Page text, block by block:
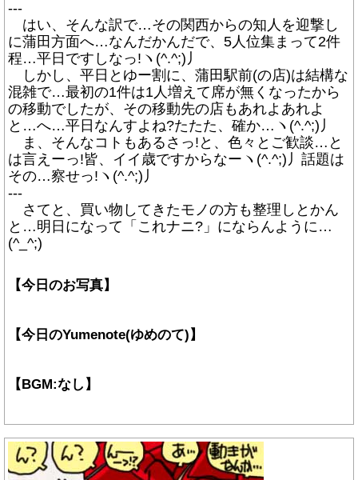
---
はい、そんな訳で…その関西からの知人を迎撃し
に蒲田方面へ…なんだかんだで、5人位集まって2件
程…平日ですしなっ!ヽ(^.^;)丿
しかし、平日とゆー割に、蒲田駅前(の店)は結構な
混雑で…最初の1件は1人増えて席が無くなったから
の移動でしたが、その移動先の店もあれよあれよ
と…へ…平日なんすよね?たたた、確か…ヽ(^.^;)丿
ま、そんなコトもあるさっ!と、色々とご歓談…と
は言えーっ!皆、イイ歳ですからなーヽ(^.^;)丿話題は
その…察せっ!ヽ(^.^;)丿
---
さてと、買い物してきたモノの方も整理しとかん
と…明日になって「これナニ?」にならんように…
(^_^;)
【今日のお写真】
【今日のYumenote(ゆめのて)】
【BGM:なし】